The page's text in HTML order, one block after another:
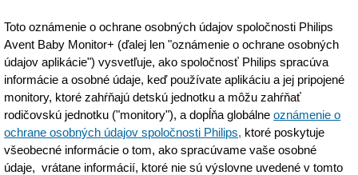
Toto oznámenie o ochrane osobných údajov spoločnosti Philips
Avent Baby Monitor+ (ďalej len "oznámenie o ochrane osobných
údajov aplikácie") vysvetľuje, ako spoločnosť Philips spracúva
informácie a osobné údaje, keď používate aplikáciu a jej pripojené
monitory, ktoré zahŕňajú detskú jednotku a môžu zahŕňať
rodičovskú jednotku ("monitory"), a dopĺňa globálneoznámenie o
ochrane osobných údajov spoločnosti Philips, ktoré poskytuje
všeobecné informácie o tom, ako spracúvame vaše osobné
údaje, vrátane informácií, ktoré nie sú výslovne uvedené v tomto